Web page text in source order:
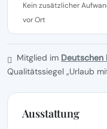
Kein zusätzlicher
vor Ort
Mitglied im Deutschen
Qualitätssiegel „Urlaub
Ausstattung